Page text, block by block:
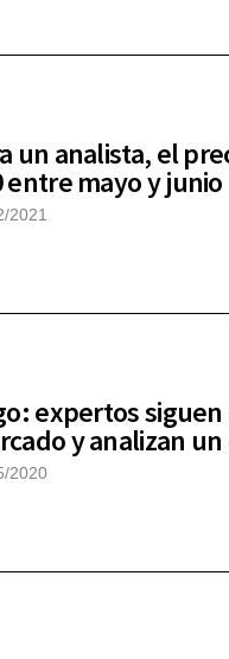
un analista, el
entre mayo y junio
2021
expertos
y analizan un
2020